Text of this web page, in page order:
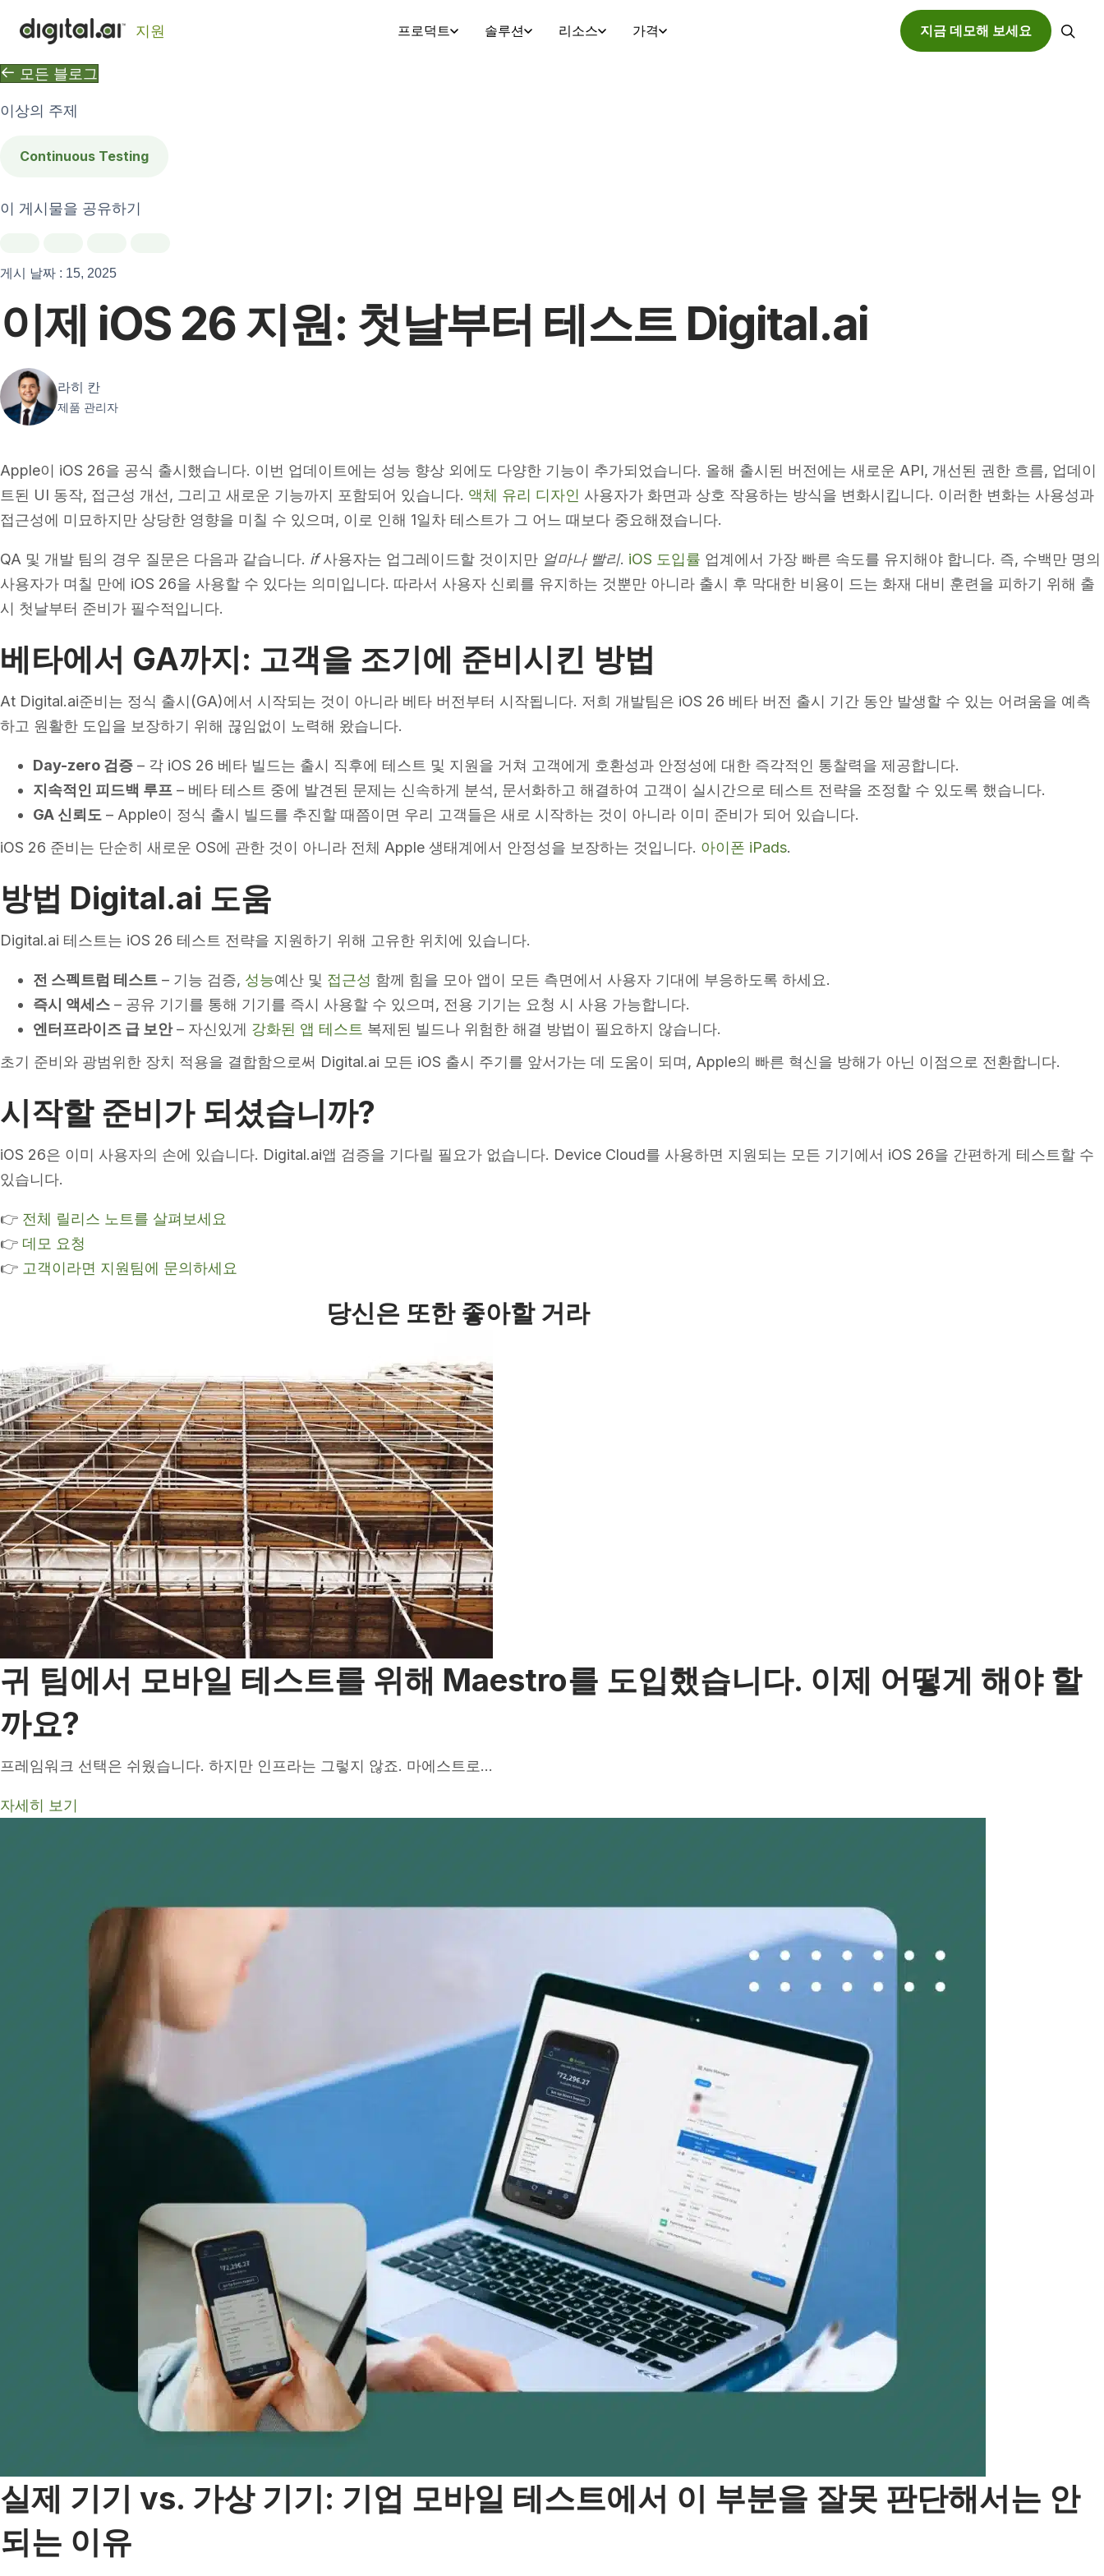
지원 프로덕트 솔루션 리소스 가격 지금 데모해 보세요
모든 블로그
이상의 주제
Continuous Testing
이 게시물을 공유하기
게시 날짜 : 15, 2025
이제 iOS 26 지원: 첫날부터 테스트 Digital.ai
라히 칸
제품 관리자
Apple이 iOS 26을 공식 출시했습니다. 이번 업데이트에는 성능 향상 외에도 다양한 기능이 추가되었습니다. 올해 출시된 버전에는 새로운 API, 개선된 권한 흐름, 업데이
트된 UI 동작, 접근성 개선, 그리고 새로운 기능까지 포함되어 있습니다. 액체 유리 디자인 사용자가 화면과 상호 작용하는 방식을 변화시킵니다. 이러한 변화는 사용성과
접근성에 미묘하지만 상당한 영향을 미칠 수 있으며, 이로 인해 1일차 테스트가 그 어느 때보다 중요해졌습니다.
QA 및 개발 팀의 경우 질문은 다음과 같습니다. if사용자는 업그레이드할 것이지만 얼마나 빨리. iOS 도입률 업계에서 가장 빠른 속도를 유지해야 합니다. 즉, 수백만 명의
사용자가 며칠 만에 iOS 26을 사용할 수 있다는 의미입니다. 따라서 사용자 신뢰를 유지하는 것뿐만 아니라 출시 후 막대한 비용이 드는 화재 대비 훈련을 피하기 위해 출
시 첫날부터 준비가 필수적입니다.
베타에서 GA까지: 고객을 조기에 준비시킨 방법
At Digital.ai준비는 정식 출시(GA)에서 시작되는 것이 아니라 베타 버전부터 시작됩니다. 저희 개발팀은 iOS 26 베타 버전 출시 기간 동안 발생할 수 있는 어려움을 예측
하고 원활한 도입을 보장하기 위해 끊임없이 노력해 왔습니다.
Day-zero 검증 – 각 iOS 26 베타 빌드는 출시 직후에 테스트 및 지원을 거쳐 고객에게 호환성과 안정성에 대한 즉각적인 통찰력을 제공합니다.
지속적인 피드백 루프 – 베타 테스트 중에 발견된 문제는 신속하게 분석, 문서화하고 해결하여 고객이 실시간으로 테스트 전략을 조정할 수 있도록 했습니다.
GA 신뢰도 – Apple이 정식 출시 빌드를 추진할 때쯤이면 우리 고객들은 새로 시작하는 것이 아니라 이미 준비가 되어 있습니다.
iOS 26 준비는 단순히 새로운 OS에 관한 것이 아니라 전체 Apple 생태계에서 안정성을 보장하는 것입니다. 아이폰 iPads.
방법 Digital.ai 도움
Digital.ai 테스트는 iOS 26 테스트 전략을 지원하기 위해 고유한 위치에 있습니다.
전 스펙트럼 테스트 – 기능 검증, 성능예산 및 접근성 함께 힘을 모아 앱이 모든 측면에서 사용자 기대에 부응하도록 하세요.
즉시 액세스 – 공유 기기를 통해 기기를 즉시 사용할 수 있으며, 전용 기기는 요청 시 사용 가능합니다.
엔터프라이즈 급 보안– 자신있게 강화된 앱 테스트 복제된 빌드나 위험한 해결 방법이 필요하지 않습니다.
초기 준비와 광범위한 장치 적용을 결합함으로써 Digital.ai 모든 iOS 출시 주기를 앞서가는 데 도움이 되며, Apple의 빠른 혁신을 방해가 아닌 이점으로 전환합니다.
시작할 준비가 되셨습니까?
iOS 26은 이미 사용자의 손에 있습니다. Digital.ai앱 검증을 기다릴 필요가 없습니다. Device Cloud를 사용하면 지원되는 모든 기기에서 iOS 26을 간편하게 테스트할 수
있습니다.
👉 전체 릴리스 노트를 살펴보세요
👉 데모 요청
👉 고객이라면 지원팀에 문의하세요
당신은 또한 좋아할 거라
귀 팀에서 모바일 테스트를 위해 Maestro를 도입했습니다. 이제 어떻게 해야 할
까요?
프레임워크 선택은 쉬웠습니다. 하지만 인프라는 그렇지 않죠. 마에스트로…
자세히 보기
실제 기기 vs. 가상 기기: 기업 모바일 테스트에서 이 부분을 잘못 판단해서는 안
되는 이유